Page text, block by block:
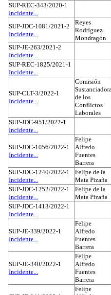
SUP-REC-343/2020-1
Incidente...
SUP-JDC-1081/2021-2
Incidente...
Reyes
Rodríguez
Mondragón
SUP-JE-263/2021-2
Incidente...
SUP-REC-1825/2021-1
Incidente...
SUP-CLT-3/2022-1
Incidente...
Comisión
de los
Conflictos
Laborales
SUP-JDC-951/2022-1
Incidente...
SUP-JDC-1056/2022-1
Incidente...
Felipe
Alfredo
Fuentes
Barrera
SUP-JDC-1240/2022-1
Incidente...
Felipe de la
Mata Pizaña
SUP-JDC-1252/2022-1
Incidente...
Felipe de la
Mata Pizaña
SUP-JDC-1413/2022-1
Incidente...
SUP-JE-339/2022-1
Incidente...
Felipe
Alfredo
Fuentes
Barrera
SUP-JE-340/2022-1
Incidente...
Felipe
Alfredo
Fuentes
Barrera
Felipe